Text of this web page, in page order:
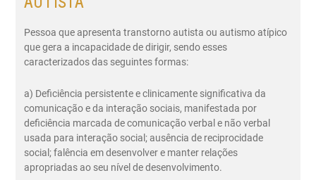
Pessoa que apresenta transtorno autista ou autismo atípico
que gera a incapacidade de dirigir, sendo esses
caracterizados das seguintes formas:
a) Deficiência persistente e clinicamente significativa da
comunicação e da interação sociais, manifestada por
deficiência marcada de comunicação verbal e não verbal
usada para interação social; ausência de reciprocidade
social; falência em desenvolver e manter relações
apropriadas ao seu nível de desenvolvimento.